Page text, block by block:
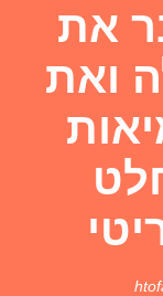
את
ואת